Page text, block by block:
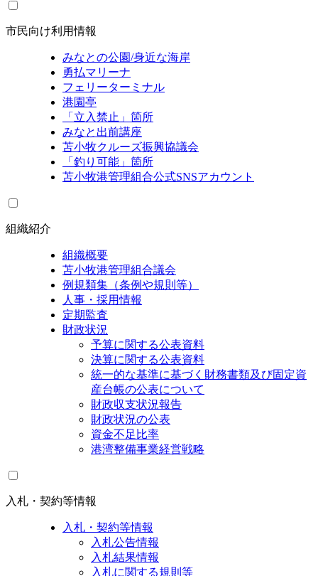
市民向け利用情報
みなとの公園/身近な海岸
勇払マリーナ
フェリーターミナル
港園亭
「立入禁止」箇所
みなと出前講座
苫小牧クルーズ振興協議会
「釣り可能」箇所
苫小牧港管理組合公式SNSアカウント
組織紹介
組織概要
苫小牧港管理組合議会
例規類集（条例や規則等）
人事・採用情報
定期監査
財政状況
予算に関する公表資料
決算に関する公表資料
統一的な基準に基づく財務書類及び固定資
産台帳の公表について
財政収支状況報告
財政状況の公表
資金不足比率
港湾整備事業経営戦略
入札・契約等情報
入札・契約等情報
入札公告情報
入札結果情報
入札に関する規則等